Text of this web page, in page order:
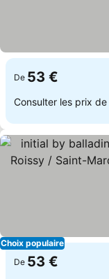
De 53 €
Consulter les prix de
Choix populaire
De 53 €